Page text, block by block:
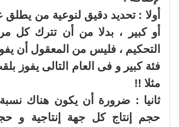
أولا : تحديد دقيق لنوعية من
أو كبير ، بدلا من أن تترك كل
التحكيم ، فليس من المعقول أن
فئة كبير و فى العام التالى يفوز
مثلا !!
ثانيا : ضرورة أن يكون هناك
حجم إنتاج كل جهة إنتاجية و